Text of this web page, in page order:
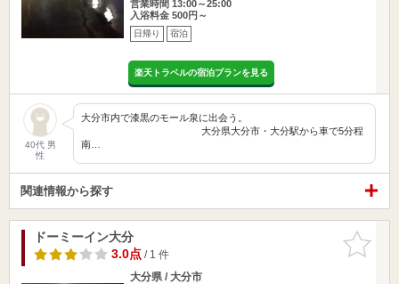
営業時間 13:00～25:00
入浴料金 500円～
日帰り 宿泊
楽天トラベルの宿泊プランを見る
40代 男
性
大分市内で漆黒のモール泉に出会う。
大分県大分市・大分駅から車で5分程
南…
関連情報から探す
お気に入
りに追加
ドーミーイン大分
3.0点/ 1 件
大分県 / 大分市